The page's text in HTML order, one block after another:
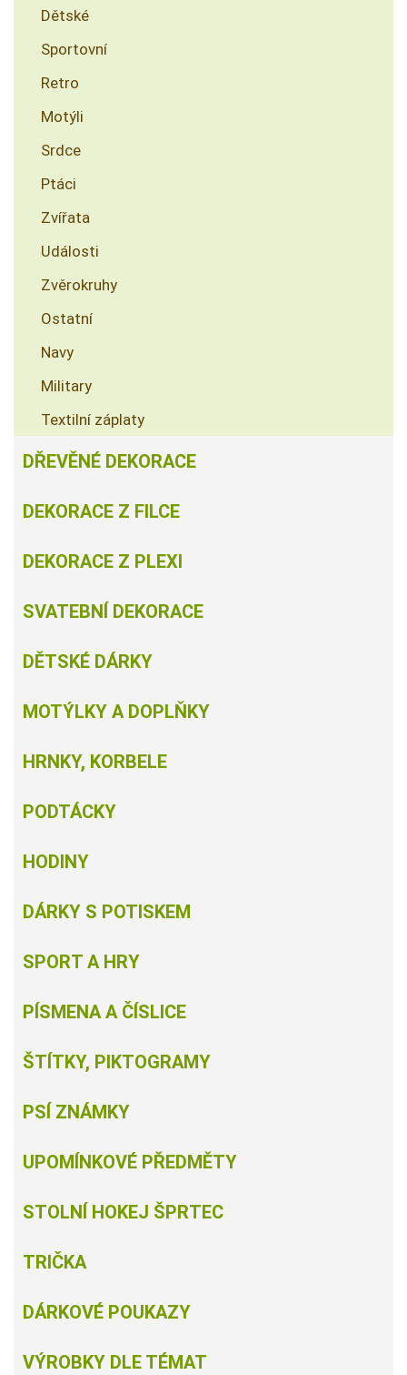
Dětské
Sportovní
Retro
Motýli
Srdce
Ptáci
Zvířata
Události
Zvěrokruhy
Ostatní
Navy
Military
Textilní záplaty
DŘEVĚNÉ DEKORACE
DEKORACE Z FILCE
DEKORACE Z PLEXI
SVATEBNÍ DEKORACE
DĚTSKÉ DÁRKY
MOTÝLKY A DOPLŇKY
HRNKY, KORBELE
PODTÁCKY
HODINY
DÁRKY S POTISKEM
SPORT A HRY
PÍSMENA A ČÍSLICE
ŠTÍTKY, PIKTOGRAMY
PSÍ ZNÁMKY
UPOMÍNKOVÉ PŘEDMĚTY
STOLNÍ HOKEJ ŠPRTEC
TRIČKA
DÁRKOVÉ POUKAZY
VÝROBKY DLE TÉMAT